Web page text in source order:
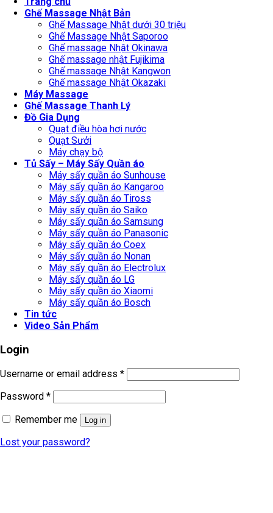
Ghế Massage Nhật Bản
Ghế Massage Nhật dưới 30 triệu
Ghế Massage Nhật Saporoo
Ghế massage Nhật Okinawa
Ghế massage nhật Fujikima
Ghế massage Nhật Kangwon
Ghế massage Nhật Okazaki
Máy Massage
Ghế Massage Thanh Lý
Đồ Gia Dụng
Quạt điều hòa hơi nước
Quạt Sưởi
Máy chạy bộ
Tủ Sấy – Máy Sấy Quần áo
Máy sấy quần áo Sunhouse
Máy sấy quần áo Kangaroo
Máy sấy quần áo Tiross
Máy sấy quần áo Saiko
Máy sấy quần áo Samsung
Máy sấy quần áo Panasonic
Máy sấy quần áo Coex
Máy sấy quần áo Nonan
Máy sấy quần áo Electrolux
Máy sấy quần áo LG
Máy sấy quần áo Xiaomi
Máy sấy quần áo Bosch
Tin tức
Video Sản Phẩm
Login
Username or email address *
Password *
Remember me
Log in
Lost your password?